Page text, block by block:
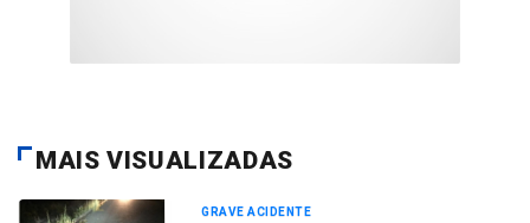
MAIS VISUALIZADAS
GRAVE ACIDENTE